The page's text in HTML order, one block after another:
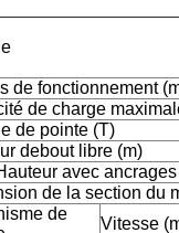
de fonctionnement
de charge
de pointe (T)
debout libre (m)
avec
de la section du
de
Vitesse